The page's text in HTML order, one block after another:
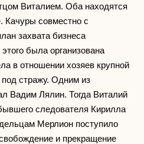
Виталием. Оба находятся
Качуры совместно с
захвата бизнеса
была организована
в отношении хозяев крупной
стражу. Одним из
Вадим Лялин. Тогда Виталий
следователя Кирилла
Мерлион поступило
и прекращение